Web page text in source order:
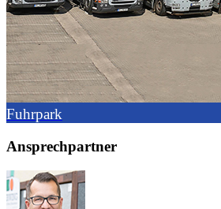
Fuhrpark
Ansprechpartner